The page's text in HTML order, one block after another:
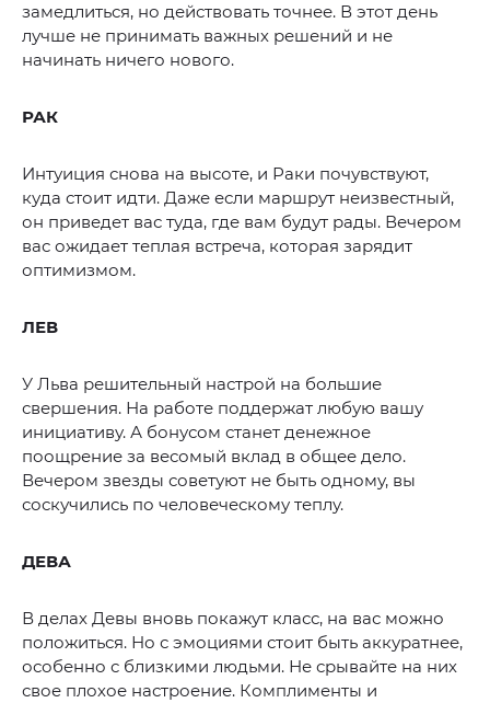
замедлиться, но действовать точнее. В этот день
лучше не принимать важных решений и не
начинать ничего нового.
РАК
Интуиция снова на высоте, и Раки почувствуют,
куда стоит идти. Даже если маршрут неизвестный,
он приведет вас туда, где вам будут рады. Вечером
вас ожидает теплая встреча, которая зарядит
оптимизмом.
ЛЕВ
У Льва решительный настрой на большие
свершения. На работе поддержат любую вашу
инициативу. А бонусом станет денежное
поощрение за весомый вклад в общее дело.
Вечером звезды советуют не быть одному, вы
соскучились по человеческому теплу.
ДЕВА
В делах Девы вновь покажут класс, на вас можно
положиться. Но с эмоциями стоит быть аккуратнее,
особенно с близкими людьми. Не срывайте на них
свое плохое настроение. Комплименты и